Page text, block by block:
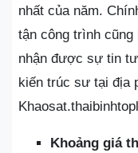
nhất của năm.
tận công trình
nhận được sự tin
kiến trúc sư tại địa
Khoảng giá